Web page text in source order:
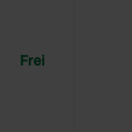
Frei